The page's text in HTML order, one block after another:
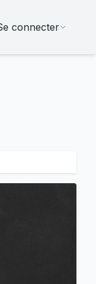
connecter